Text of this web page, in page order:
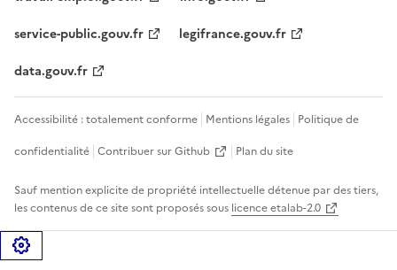
service-public.gouv.fr
legifrance.gouv.fr
data.gouv.fr
Accessibilité : totalement conforme Mentions légales Politique de
confidentialité Contribuer sur Github Plan du site
Sauf mention explicite de propriété intellectuelle détenue par des tiers,
les contenus de ce site sont proposés sous licence etalab-2.0
Gérer les cookies